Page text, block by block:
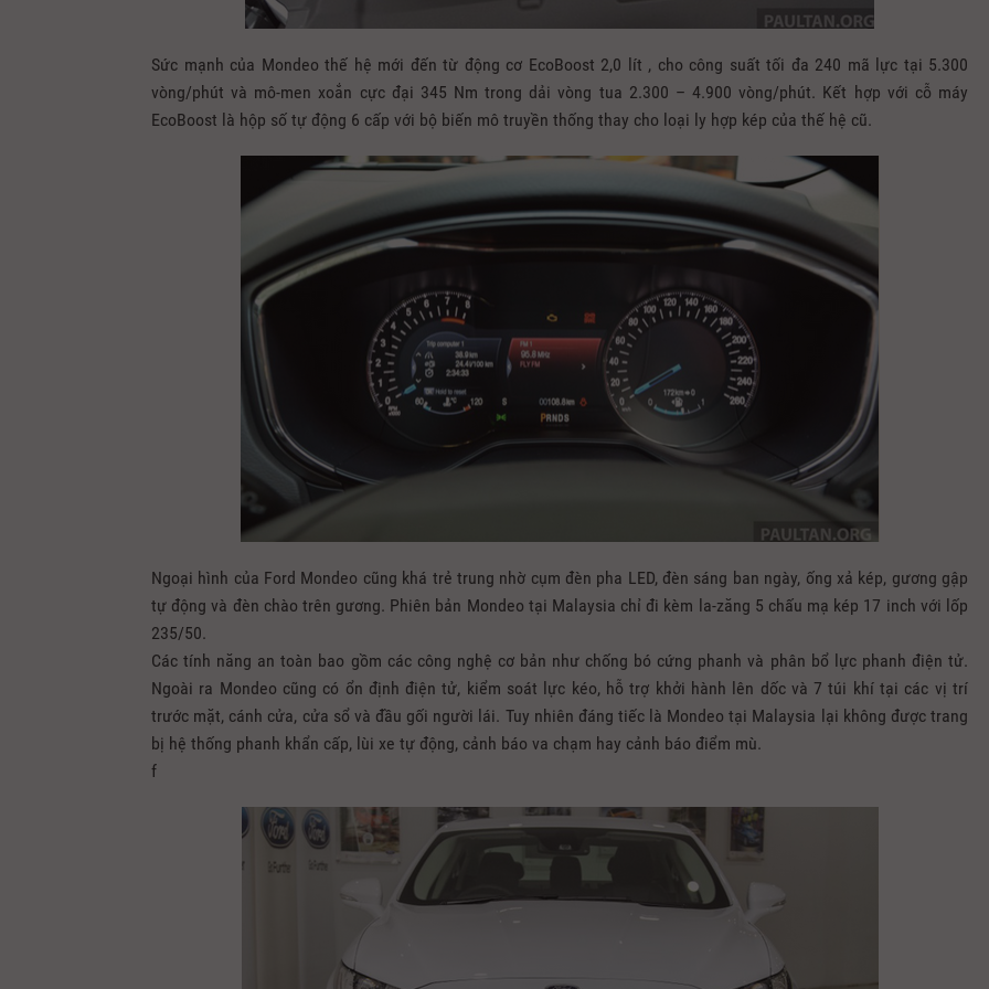
Sức mạnh của Mondeo thế hệ mới đến từ động cơ EcoBoost 2,0 lít , cho công suất tối đa 240 mã lực tại 5.300
vòng/phút và mô-men xoắn cực đại 345 Nm trong dải vòng tua 2.300 – 4.900 vòng/phút. Kết hợp với cỗ máy
EcoBoost là hộp số tự động 6 cấp với bộ biến mô truyền thống thay cho loại ly hợp kép của thế hệ cũ.
Ngoại hình của Ford Mondeo cũng khá trẻ trung nhờ cụm đèn pha LED, đèn sáng ban ngày, ống xả kép, gương gập
tự động và đèn chào trên gương. Phiên bản Mondeo tại Malaysia chỉ đi kèm la-zăng 5 chấu mạ kép 17 inch với lốp
235/50.
Các tính năng an toàn bao gồm các công nghệ cơ bản như chống bó cứng phanh và phân bổ lực phanh điện tử.
Ngoài ra Mondeo cũng có ổn định điện tử, kiểm soát lực kéo, hỗ trợ khởi hành lên dốc và 7 túi khí tại các vị trí
trước mặt, cánh cửa, cửa sổ và đầu gối người lái. Tuy nhiên đáng tiếc là Mondeo tại Malaysia lại không được trang
bị hệ thống phanh khẩn cấp, lùi xe tự động, cảnh báo va chạm hay cảnh báo điểm mù.
f